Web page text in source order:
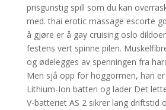
prisgunstig spill som du kan
med. thai erotic massage escorte
å gjøre er å gay cruising oslo
festens vert spinne pilen.
og ødelegges av spenningen fra
Men sjå opp for hoggormen, han er
Lithium-Ion batteri og lader Det
V-batteriet AS 2 sikrer lang driftstid